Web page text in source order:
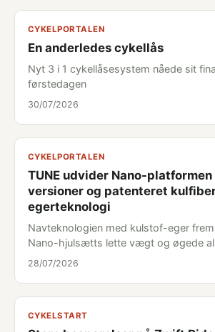
CYKELPORTALEN
En anderledes cykellås
Nyt 3 i 1 cykellåsesystem nåede sit
førstedagen
30/07/2026
CYKELPORTALEN
TUNE udvider Nano-platformen
versioner og patenteret
egerteknologi
Navteknologien med kulstof-eger
Nano-hjulsætts lette vægt og øgede
28/07/2026
CYKELSTART